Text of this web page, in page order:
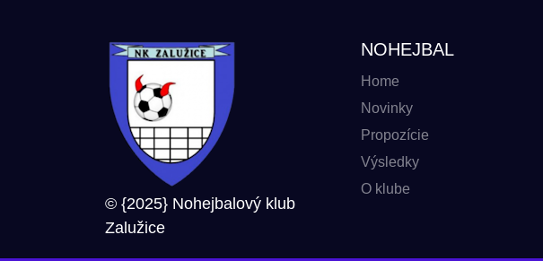
© {2025} Nohejbalový klub
Zalužice
NOHEJBAL
Home
Novinky
Propozície
Výsledky
O klube